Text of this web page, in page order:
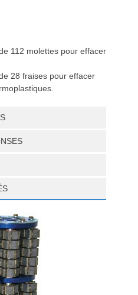
112 molettes pour effacer
28 fraises pour effacer